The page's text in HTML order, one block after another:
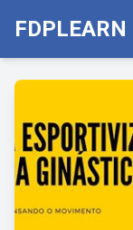
FDPLEARN